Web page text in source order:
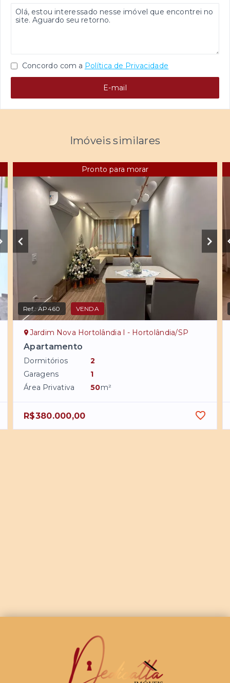
Concordo com a Política de Privacidade
E-mail
Imóveis similares
Pronto para morar
Ref.:AP460 VENDA
Jardim Nova Hortolândia I - Hortolândia/SP
Apartamento
Dormitórios
2
Garagens
1
Área Privativa
50m²
R$380.000,00